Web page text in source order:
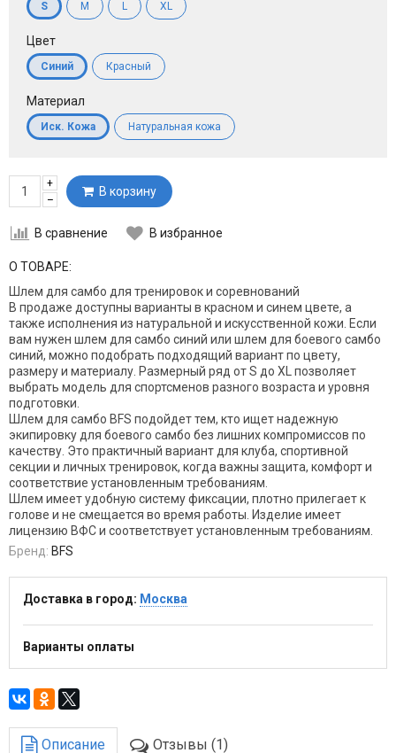
S M L XL
Цвет
Синий Красный
Материал
Иск. Кожа Натуральная кожа
+
–
В корзину
В сравнение В избранное
О ТОВАРЕ:
Шлем для самбо для тренировок и соревнований
В продаже доступны варианты в красном и синем цвете, а
также исполнения из натуральной и искусственной кожи. Если
вам нужен шлем для самбо синий или шлем для боевого самбо
синий, можно подобрать подходящий вариант по цвету,
размеру и материалу. Размерный ряд от S до XL позволяет
выбрать модель для спортсменов разного возраста и уровня
подготовки.
Шлем для самбо BFS подойдет тем, кто ищет надежную
экипировку для боевого самбо без лишних компромиссов по
качеству. Это практичный вариант для клуба, спортивной
секции и личных тренировок, когда важны защита, комфорт и
соответствие установленным требованиям.
Шлем имеет удобную систему фиксации, плотно прилегает к
голове и не смещается во время работы. Изделие имеет
лицензию ВФС и соответствует установленным требованиям.
Бренд: BFS
Доставка в город: Москва
Варианты оплаты
Описание Отзывы (1)